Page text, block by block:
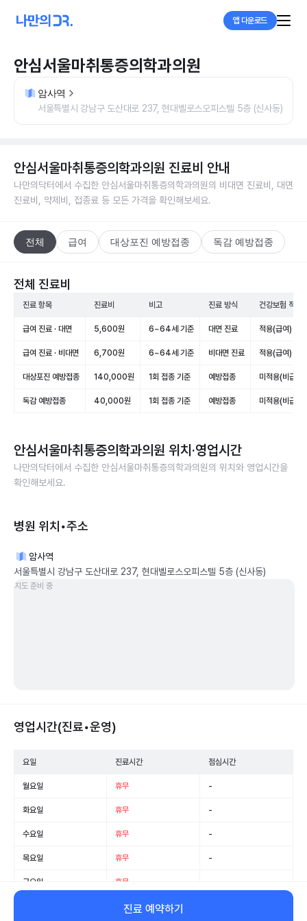
앱 다운로드
안심서울마취통증의학과의원
암사역
서울특별시 강남구 도산대로 237, 현대벨로스오피스텔 5층 (신사동)
안심서울마취통증의학과의원 진료비 안내
나만의닥터에서 수집한 안심서울마취통증의학과의원의 비대면 진료비, 대면
진료비, 약제비, 접종료 등 모든 가격을 확인해보세요.
전체 급여 대상포진 예방접종 독감 예방접종
전체 진료비
진료 항목 진료비 비고 진료 방식 건강보험 적용
급여 진료 · 대면 5,600원 6~64세 기준 대면 진료 적용(급여)
급여 진료 · 비대면 6,700원 6~64세 기준 비대면 진료 적용(급여)
대상포진 예방접종 140,000원 1회 접종 기준 예방접종 미적용(비급여)
독감 예방접종 40,000원 1회 접종 기준 예방접종 미적용(비급여)
안심서울마취통증의학과의원 위치·영업시간
나만의닥터에서 수집한 안심서울마취통증의학과의원의 위치와 영업시간을
확인해보세요.
병원 위치•주소
암사역
서울특별시 강남구 도산대로 237, 현대벨로스오피스텔 5층 (신사동)
지도 준비 중
영업시간(진료•운영)
요일 진료시간 점심시간
월요일 휴무 -
화요일 휴무 -
수요일 휴무 -
목요일 휴무 -
금요일 휴무
휴무진료 예약하기